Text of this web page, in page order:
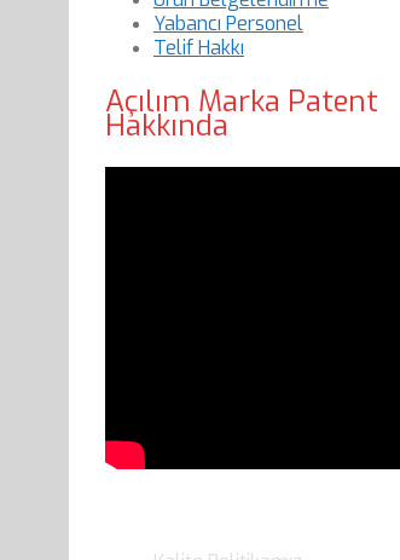
Yabancı Personel
Telif Hakkı
Açılım Marka Patent
Hakkında